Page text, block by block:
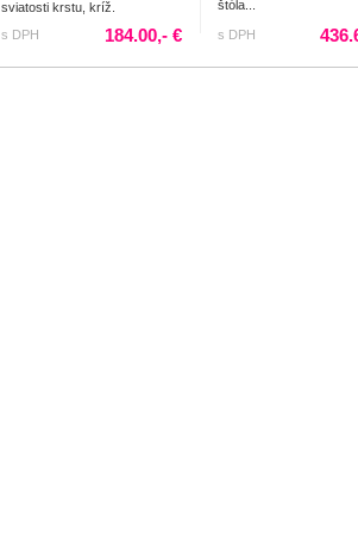
sviatosti krstu, kríž.
s DPH
184.00,- €
štóla...
s DPH